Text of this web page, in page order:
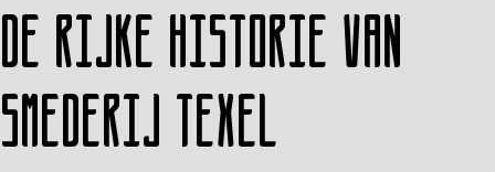
De rijke historie van
Smederij Texel